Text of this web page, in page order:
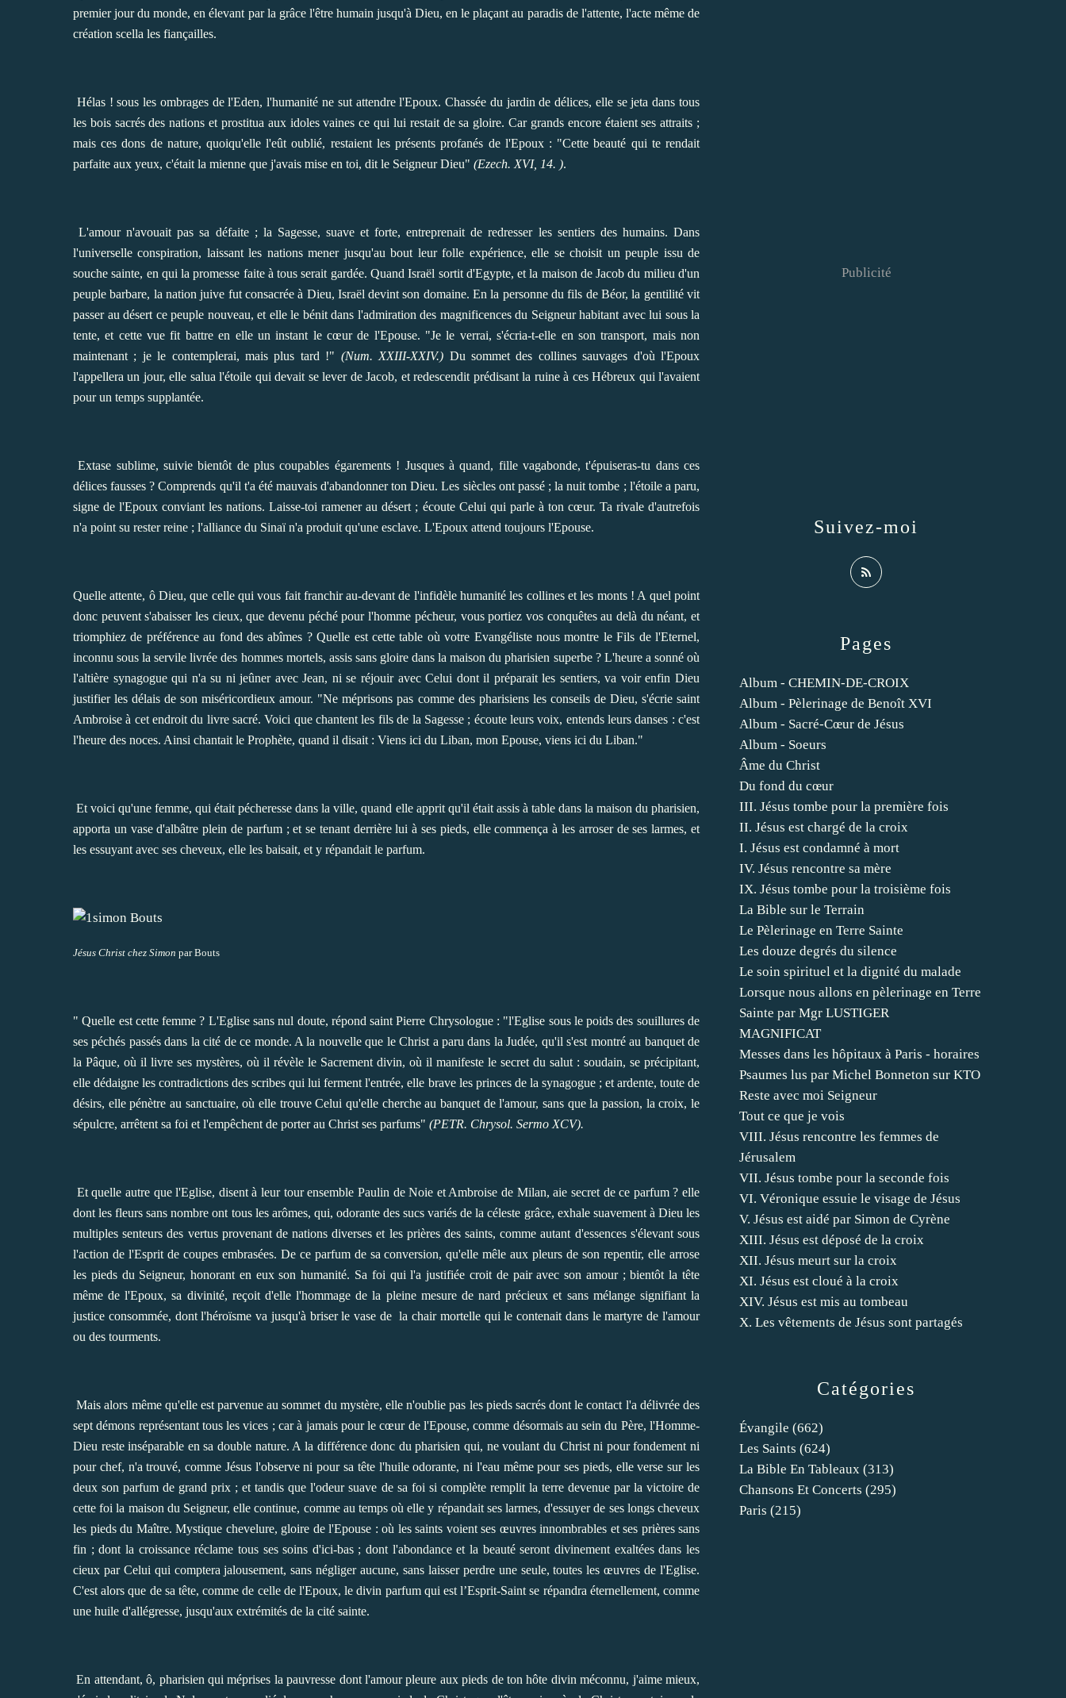
premier jour du monde, en élevant par la grâce l'être humain jusqu'à Dieu, en le plaçant au paradis de l'attente, l'acte même de
création scella les fiançailles.
Hélas ! sous les ombrages de l'Eden, l'humanité ne sut attendre l'Epoux. Chassée du jardin de délices, elle se jeta dans tous
les bois sacrés des nations et prostitua aux idoles vaines ce qui lui restait de sa gloire. Car grands encore étaient ses attraits ;
mais ces dons de nature, quoiqu'elle l'eût oublié, restaient les présents profanés de l'Epoux : "Cette beauté qui te rendait
parfaite aux yeux, c'était la mienne que j'avais mise en toi, dit le Seigneur Dieu" (Ezech. XVI, 14. ).
L'amour n'avouait pas sa défaite ; la Sagesse, suave et forte, entreprenait de redresser les sentiers des humains. Dans
l'universelle conspiration, laissant les nations mener jusqu'au bout leur folle expérience, elle se choisit un peuple issu de
souche sainte, en qui la promesse faite à tous serait gardée. Quand Israël sortit d'Egypte, et la maison de Jacob du milieu d'un
peuple barbare, la nation juive fut consacrée à Dieu, Israël devint son domaine. En la personne du fils de Béor, la gentilité vit
passer au désert ce peuple nouveau, et elle le bénit dans l'admiration des magnificences du Seigneur habitant avec lui sous la
tente, et cette vue fit battre en elle un instant le cœur de l'Epouse. "Je le verrai, s'écria-t-elle en son transport, mais non
maintenant ; je le contemplerai, mais plus tard !" (Num. XXIII-XXIV.) Du sommet des collines sauvages d'où l'Epoux
l'appellera un jour, elle salua l'étoile qui devait se lever de Jacob, et redescendit prédisant la ruine à ces Hébreux qui l'avaient
pour un temps supplantée.
Extase sublime, suivie bientôt de plus coupables égarements ! Jusques à quand, fille vagabonde, t'épuiseras-tu dans ces
délices fausses ? Comprends qu'il t'a été mauvais d'abandonner ton Dieu. Les siècles ont passé ; la nuit tombe ; l'étoile a paru,
signe de l'Epoux conviant les nations. Laisse-toi ramener au désert ; écoute Celui qui parle à ton cœur. Ta rivale d'autrefois
n'a point su rester reine ; l'alliance du Sinaï n'a produit qu'une esclave. L'Epoux attend toujours l'Epouse.
Quelle attente, ô Dieu, que celle qui vous fait franchir au-devant de l'infidèle humanité les collines et les monts ! A quel point
donc peuvent s'abaisser les cieux, que devenu péché pour l'homme pécheur, vous portiez vos conquêtes au delà du néant, et
triomphiez de préférence au fond des abîmes ? Quelle est cette table où votre Evangéliste nous montre le Fils de l'Eternel,
inconnu sous la servile livrée des hommes mortels, assis sans gloire dans la maison du pharisien superbe ? L'heure a sonné où
l'altière synagogue qui n'a su ni jeûner avec Jean, ni se réjouir avec Celui dont il préparait les sentiers, va voir enfin Dieu
justifier les délais de son miséricordieux amour. "Ne méprisons pas comme des pharisiens les conseils de Dieu, s'écrie saint
Ambroise à cet endroit du livre sacré. Voici que chantent les fils de la Sagesse ; écoute leurs voix, entends leurs danses : c'est
l'heure des noces. Ainsi chantait le Prophète, quand il disait : Viens ici du Liban, mon Epouse, viens ici du Liban."
Et voici qu'une femme, qui était pécheresse dans la ville, quand elle apprit qu'il était assis à table dans la maison du pharisien,
apporta un vase d'albâtre plein de parfum ; et se tenant derrière lui à ses pieds, elle commença à les arroser de ses larmes, et
les essuyant avec ses cheveux, elle les baisait, et y répandait le parfum.
Jésus Christ chez Simon par Bouts
" Quelle est cette femme ? L'Eglise sans nul doute, répond saint Pierre Chrysologue : "l'Eglise sous le poids des souillures de
ses péchés passés dans la cité de ce monde. A la nouvelle que le Christ a paru dans la Judée, qu'il s'est montré au banquet de
la Pâque, où il livre ses mystères, où il révèle le Sacrement divin, où il manifeste le secret du salut : soudain, se précipitant,
elle dédaigne les contradictions des scribes qui lui ferment l'entrée, elle brave les princes de la synagogue ; et ardente, toute de
désirs, elle pénètre au sanctuaire, où elle trouve Celui qu'elle cherche au banquet de l'amour, sans que la passion, la croix, le
sépulcre, arrêtent sa foi et l'empêchent de porter au Christ ses parfums" (PETR. Chrysol. Sermo XCV).
Et quelle autre que l'Eglise, disent à leur tour ensemble Paulin de Noie et Ambroise de Milan, aie secret de ce parfum ? elle
dont les fleurs sans nombre ont tous les arômes, qui, odorante des sucs variés de la céleste grâce, exhale suavement à Dieu les
multiples senteurs des vertus provenant de nations diverses et les prières des saints, comme autant d'essences s'élevant sous
l'action de l'Esprit de coupes embrasées. De ce parfum de sa conversion, qu'elle mêle aux pleurs de son repentir, elle arrose
les pieds du Seigneur, honorant en eux son humanité. Sa foi qui l'a justifiée croit de pair avec son amour ; bientôt la tête
même de l'Epoux, sa divinité, reçoit d'elle l'hommage de la pleine mesure de nard précieux et sans mélange signifiant la
justice consommée, dont l'héroïsme va jusqu'à briser le vase de la chair mortelle qui le contenait dans le martyre de l'amour
ou des tourments.
Mais alors même qu'elle est parvenue au sommet du mystère, elle n'oublie pas les pieds sacrés dont le contact l'a délivrée des
sept démons représentant tous les vices ; car à jamais pour le cœur de l'Epouse, comme désormais au sein du Père, l'Homme-
Dieu reste inséparable en sa double nature. A la différence donc du pharisien qui, ne voulant du Christ ni pour fondement ni
pour chef, n'a trouvé, comme Jésus l'observe ni pour sa tête l'huile odorante, ni l'eau même pour ses pieds, elle verse sur les
deux son parfum de grand prix ; et tandis que l'odeur suave de sa foi si complète remplit la terre devenue par la victoire de
cette foi la maison du Seigneur, elle continue, comme au temps où elle y répandait ses larmes, d'essuyer de ses longs cheveux
les pieds du Maître. Mystique chevelure, gloire de l'Epouse : où les saints voient ses œuvres innombrables et ses prières sans
fin ; dont la croissance réclame tous ses soins d'ici-bas ; dont l'abondance et la beauté seront divinement exaltées dans les
cieux par Celui qui comptera jalousement, sans négliger aucune, sans laisser perdre une seule, toutes les œuvres de l'Eglise.
C'est alors que de sa tête, comme de celle de l'Epoux, le divin parfum qui est l’Esprit-Saint se répandra éternellement, comme
une huile d'allégresse, jusqu'aux extrémités de la cité sainte.
En attendant, ô, pharisien qui méprises la pauvresse dont l'amour pleure aux pieds de ton hôte divin méconnu, j'aime mieux,
Catégories
Évangile (662)
Les Saints (624)
La Bible En Tableaux (313)
Chansons Et Concerts (295)
Paris (215)
Pages
Album - CHEMIN-DE-CROIX
Album - Pèlerinage de Benoît XVI
Album - Sacré-Cœur de Jésus
Album - Soeurs
Âme du Christ
Du fond du cœur
III. Jésus tombe pour la première fois
II. Jésus est chargé de la croix
I. Jésus est condamné à mort
IV. Jésus rencontre sa mère
IX. Jésus tombe pour la troisième fois
La Bible sur le Terrain
Le Pèlerinage en Terre Sainte
Les douze degrés du silence
Le soin spirituel et la dignité du malade
Lorsque nous allons en pèlerinage en Terre
Sainte par Mgr LUSTIGER
MAGNIFICAT
Messes dans les hôpitaux à Paris - horaires
Psaumes lus par Michel Bonneton sur KTO
Reste avec moi Seigneur
Tout ce que je vois
VIII. Jésus rencontre les femmes de
Jérusalem
VII. Jésus tombe pour la seconde fois
VI. Véronique essuie le visage de Jésus
V. Jésus est aidé par Simon de Cyrène
XIII. Jésus est déposé de la croix
XII. Jésus meurt sur la croix
XI. Jésus est cloué à la croix
XIV. Jésus est mis au tombeau
X. Les vêtements de Jésus sont partagés
Suivez-moi
Publicité